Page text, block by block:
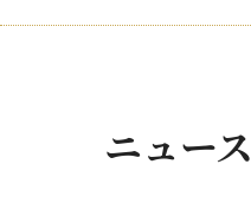
ニュース